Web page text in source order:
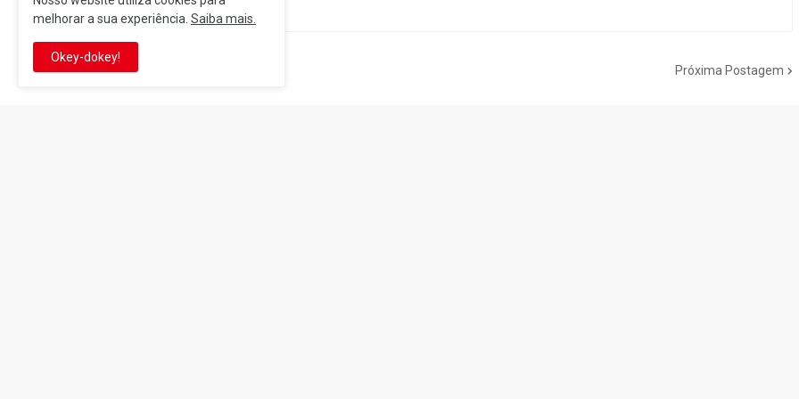
Postagem Anterior Próxima Postagem
melhorar a sua experiência. Saiba mais.
Okey-dokey!